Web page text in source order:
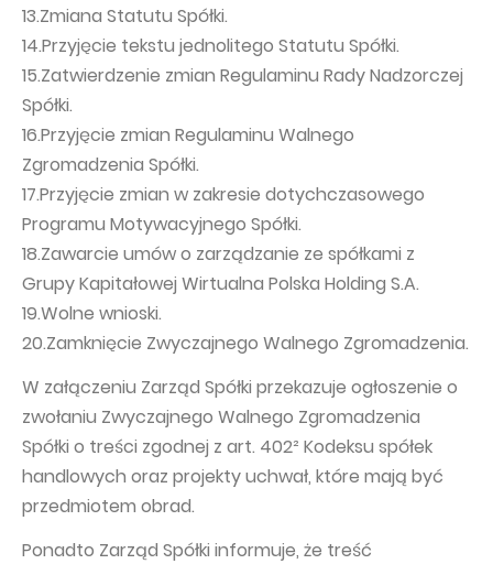
13.Zmiana Statutu Spółki.
14.Przyjęcie tekstu jednolitego Statutu Spółki.
15.Zatwierdzenie zmian Regulaminu Rady Nadzorczej
Spółki.
16.Przyjęcie zmian Regulaminu Walnego
Zgromadzenia Spółki.
17.Przyjęcie zmian w zakresie dotychczasowego
Programu Motywacyjnego Spółki.
18.Zawarcie umów o zarządzanie ze spółkami z
Grupy Kapitałowej Wirtualna Polska Holding S.A.
19.Wolne wnioski.
20.Zamknięcie Zwyczajnego Walnego Zgromadzenia.
W załączeniu Zarząd Spółki przekazuje ogłoszenie o
zwołaniu Zwyczajnego Walnego Zgromadzenia
Spółki o treści zgodnej z art. 402² Kodeksu spółek
handlowych oraz projekty uchwał, które mają być
przedmiotem obrad.
Ponadto Zarząd Spółki informuje, że treść